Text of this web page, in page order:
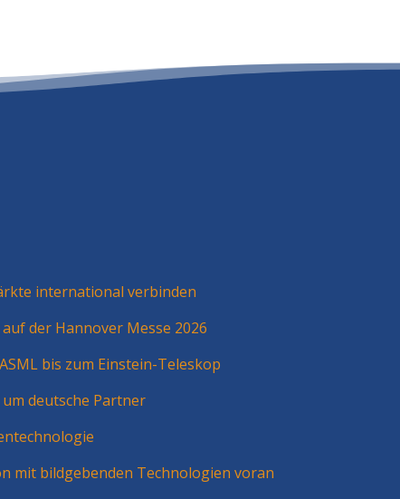
international verbinden
der Hannover Messe 2026
bis zum Einstein-Teleskop
deutsche Partner
mit bildgebenden Technologien voran